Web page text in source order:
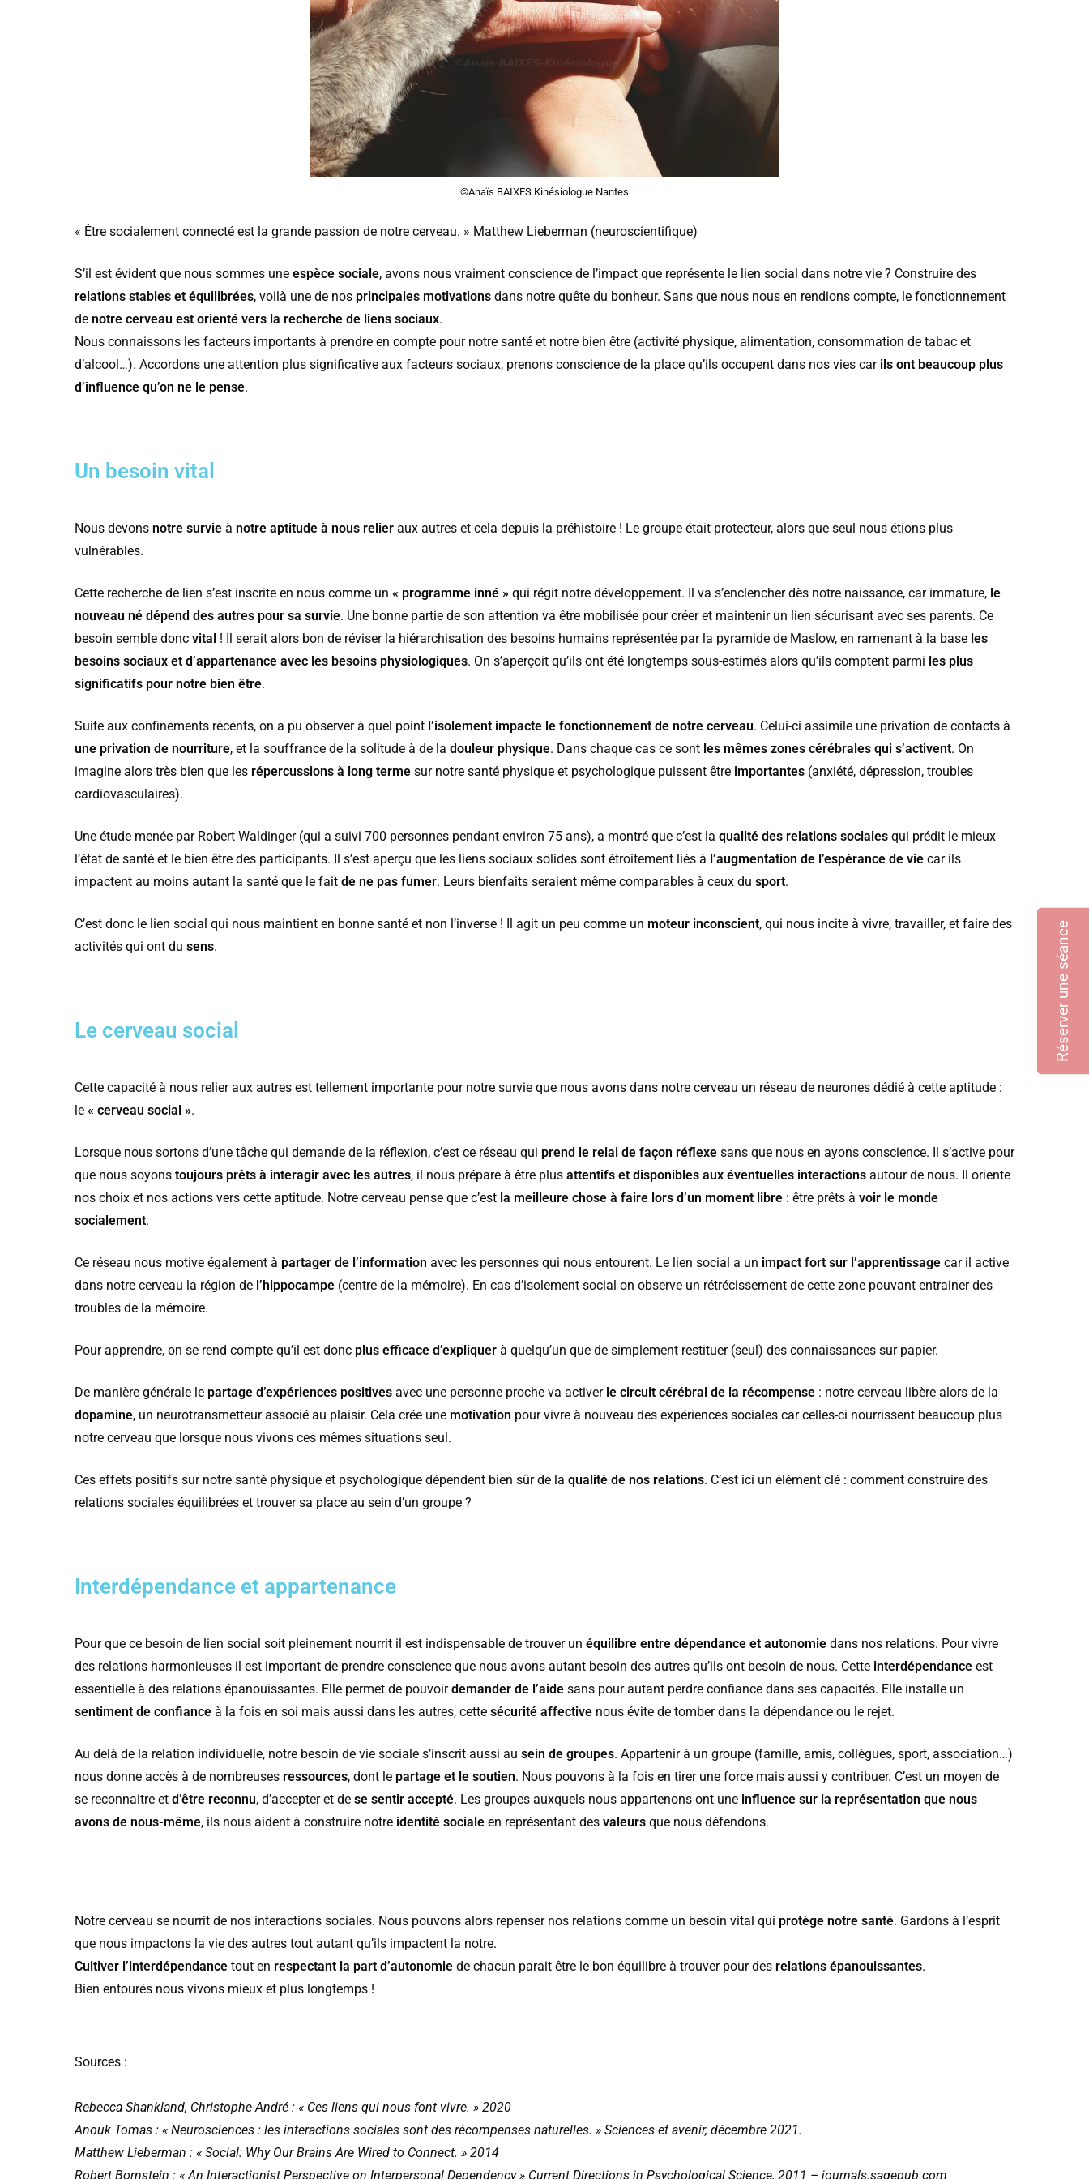
©Anaïs BAIXES Kinésiologue Nantes
« Être socialement connecté est la grande passion de notre cerveau. » Matthew Lieberman (neuroscientifique)
S’il est évident que nous sommes une espèce sociale, avons nous vraiment conscience de l’impact que représente le lien social dans notre vie ? Construire des
relations stables et équilibrées, voilà une de nos principales motivations dans notre quête du bonheur. Sans que nous nous en rendions compte, le fonctionnement
de notre cerveau est orienté vers la recherche de liens sociaux.
Nous connaissons les facteurs importants à prendre en compte pour notre santé et notre bien être (activité physique, alimentation, consommation de tabac et
d’alcool…). Accordons une attention plus significative aux facteurs sociaux, prenons conscience de la place qu’ils occupent dans nos vies car ils ont beaucoup plus
d’influence qu’on ne le pense.
Un besoin vital
Nous devons notre survie à notre aptitude à nous relier aux autres et cela depuis la préhistoire ! Le groupe était protecteur, alors que seul nous étions plus
vulnérables.
Cette recherche de lien s’est inscrite en nous comme un « programme inné » qui régit notre développement. Il va s’enclencher dès notre naissance, car immature, le
nouveau né dépend des autres pour sa survie. Une bonne partie de son attention va être mobilisée pour créer et maintenir un lien sécurisant avec ses parents. Ce
besoin semble donc vital ! Il serait alors bon de réviser la hiérarchisation des besoins humains représentée par la pyramide de Maslow, en ramenant à la base les
besoins sociaux et d’appartenance avec les besoins physiologiques. On s’aperçoit qu’ils ont été longtemps sous-estimés alors qu’ils comptent parmi les plus
significatifs pour notre bien être.
Suite aux confinements récents, on a pu observer à quel point l’isolement impacte le fonctionnement de notre cerveau. Celui-ci assimile une privation de contacts à
une privation de nourriture, et la souffrance de la solitude à de la douleur physique. Dans chaque cas ce sont les mêmes zones cérébrales qui s’activent. On
imagine alors très bien que les répercussions à long terme sur notre santé physique et psychologique puissent être importantes (anxiété, dépression, troubles
cardiovasculaires).
Une étude menée par Robert Waldinger (qui a suivi 700 personnes pendant environ 75 ans), a montré que c’est la qualité des relations sociales qui prédit le mieux
l’état de santé et le bien être des participants. Il s’est aperçu que les liens sociaux solides sont étroitement liés à l’augmentation de l’espérance de vie car ils
impactent au moins autant la santé que le fait de ne pas fumer. Leurs bienfaits seraient même comparables à ceux du sport.
C’est donc le lien social qui nous maintient en bonne santé et non l’inverse ! Il agit un peu comme un moteur inconscient, qui nous incite à vivre, travailler, et faire des
activités qui ont du sens.
Le cerveau social
Cette capacité à nous relier aux autres est tellement importante pour notre survie que nous avons dans notre cerveau un réseau de neurones dédié à cette aptitude :
le « cerveau social ».
Lorsque nous sortons d’une tâche qui demande de la réflexion, c’est ce réseau qui prend le relai de façon réflexe sans que nous en ayons conscience. Il s’active pour
que nous soyons toujours prêts à interagir avec les autres, il nous prépare à être plus attentifs et disponibles aux éventuelles interactions autour de nous. Il oriente
nos choix et nos actions vers cette aptitude. Notre cerveau pense que c’est la meilleure chose à faire lors d’un moment libre : être prêts à voir le monde
socialement.
Ce réseau nous motive également à partager de l’information avec les personnes qui nous entourent. Le lien social a un impact fort sur l’apprentissage car il active
dans notre cerveau la région de l’hippocampe (centre de la mémoire). En cas d’isolement social on observe un rétrécissement de cette zone pouvant entrainer des
troubles de la mémoire.
Pour apprendre, on se rend compte qu’il est donc plus efficace d’expliquer à quelqu’un que de simplement restituer (seul) des connaissances sur papier.
De manière générale le partage d’expériences positives avec une personne proche va activer le circuit cérébral de la récompense : notre cerveau libère alors de la
dopamine, un neurotransmetteur associé au plaisir. Cela crée une motivation pour vivre à nouveau des expériences sociales car celles-ci nourrissent beaucoup plus
notre cerveau que lorsque nous vivons ces mêmes situations seul.
Ces effets positifs sur notre santé physique et psychologique dépendent bien sûr de la qualité de nos relations. C’est ici un élément clé : comment construire des
relations sociales équilibrées et trouver sa place au sein d’un groupe ?
Interdépendance et appartenance
Pour que ce besoin de lien social soit pleinement nourrit il est indispensable de trouver un équilibre entre dépendance et autonomie dans nos relations. Pour vivre
des relations harmonieuses il est important de prendre conscience que nous avons autant besoin des autres qu’ils ont besoin de nous. Cette interdépendance est
essentielle à des relations épanouissantes. Elle permet de pouvoirdemander de l’aide sans pour autant perdre confiance dans ses capacités. Elle installe un
sentiment de confiance à la fois en soi mais aussi dans les autres, cette sécurité affective nous évite de tomber dans la dépendance ou le rejet.
Au delà de la relation individuelle, notre besoin de vie sociale s’inscrit aussi au sein de groupes. Appartenir à un groupe (famille, amis, collègues, sport, association…)
nous donne accès à de nombreuses ressources, dont le partage et le soutien. Nous pouvons à la fois en tirer une force mais aussi y contribuer. C’est un moyen de
se reconnaitre et d’être reconnu, d’accepter et de se sentir accepté. Les groupes auxquels nous appartenons ont une influence sur la représentation que nous
avons de nous-même, ils nous aident à construire notre identité sociale en représentant des valeurs que nous défendons.
Notre cerveau se nourrit de nos interactions sociales. Nous pouvons alors repenser nos relations comme un besoin vital qui protège notre santé. Gardons à l’esprit
que nous impactons la vie des autres tout autant qu’ils impactent la notre.
Cultiver l’interdépendance tout en respectant la part d’autonomie de chacun parait être le bon équilibre à trouver pour des relations épanouissantes.
Bien entourés nous vivons mieux et plus longtemps !
Sources :
Rebecca Shankland, Christophe André : « Ces liens qui nous font vivre. » 2020
Anouk Tomas : « Neurosciences : les interactions sociales sont des récompenses naturelles. » Sciences et avenir, décembre 2021.
Matthew Lieberman : « Social: Why Our Brains Are Wired to Connect. » 2014
Robert Bornstein : « An Interactionist Perspective on Interpersonal Dependency » Current Directions in Psychological Science, 2011 – journals.sagepub.com
Réserver une séance